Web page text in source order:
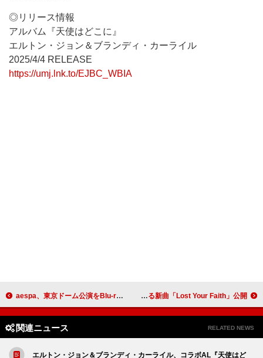
◎リリース情報
アルバム『天使はどこに』
エルトン・ジョン＆ブランディ・カーライル
2025/4/4 RELEASE
https://umj.lnk.to/EJBC_WBIA
aespa、東京ドーム公演をBlu-ray化 特典映像は『Hot Mess』アートワーク＆MVのビハインド エイバ・マックス、新たな時代の幕開けを告げる新曲「Lost Your Faith」公開
関連ニュース RELATED NEWS
エルトン・ジョン＆ブランディ・カーライル、コラボAL『天使はど